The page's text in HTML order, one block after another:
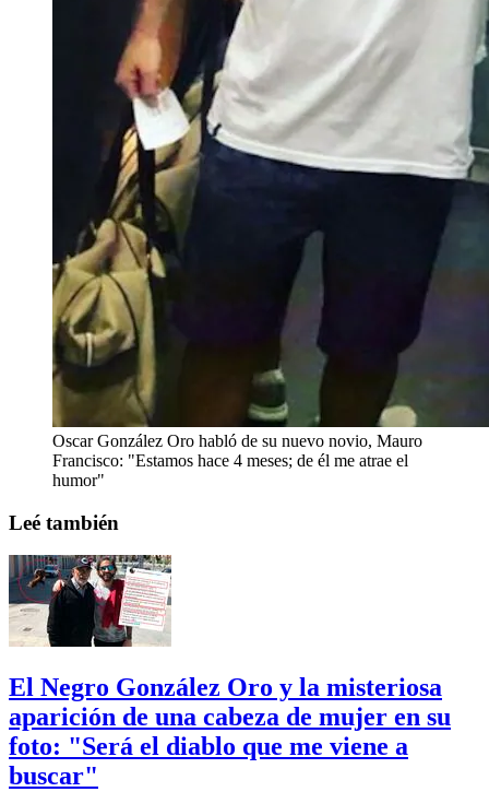
Oscar González Oro habló de su nuevo novio, Mauro
Francisco: "Estamos hace 4 meses; de él me atrae el
humor"
Leé también
El Negro González Oro y la misteriosa
aparición de una cabeza de mujer en su
foto: "Será el diablo que me viene a
buscar"